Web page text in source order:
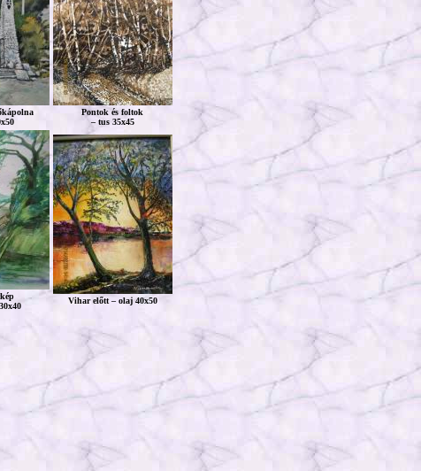
Pontok és foltok
– tus 35x45
Vihar előtt – olaj 40x50